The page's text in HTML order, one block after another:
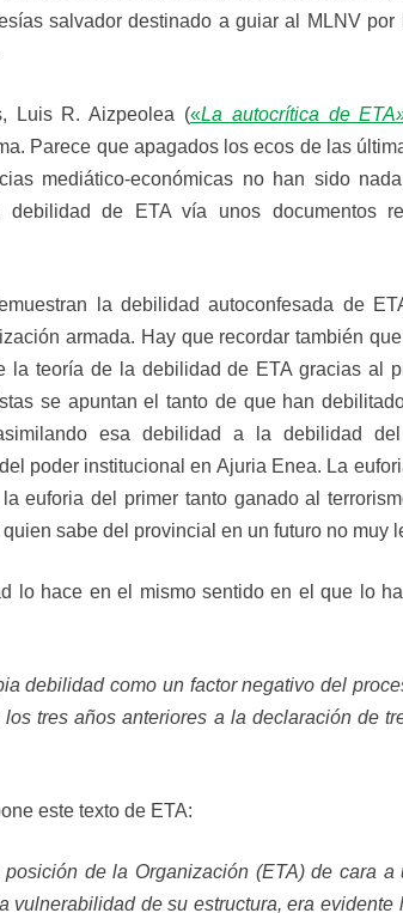
salvador destinado a guiar al MLNV por
Luis R. Aizpeolea («La autocrítica de
Parece que apagados los ecos de las
mediático-económicas no han sido
de ETA vía unos documentos
la debilidad autoconfesada de
armada. Hay que recordar también
la teoría de la debilidad de ETA gracias al
se apuntan el tanto de que han
esa debilidad a la debilidad del
poder institucional en Ajuria Enea. La
euforia del primer tanto ganado al
sabe del provincial en un futuro no muy
lo hace en el mismo sentido en el que lo
debilidad como un factor negativo del
tres años anteriores a la declaración de
este texto de ETA:
de la Organización (ETA) de cara a
vulnerabilidad de su estructura, era evidente